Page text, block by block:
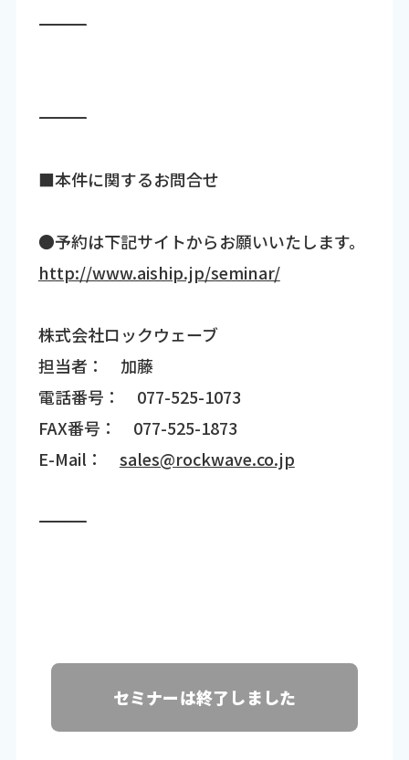
―――――――――――――――――――――――――――――――――――
―――――――――――――――――――――――――――――――――――
■本件に関するお問合せ
●予約は下記サイトからお願いいたします。
http://www.aiship.jp/seminar/
株式会社ロックウェーブ
担当者： 加藤
電話番号： 077-525-1073
FAX番号： 077-525-1873
E-Mail： sales@rockwave.co.jp
―――――――――――――――――――――――――――――――――――
セミナーは終了しました